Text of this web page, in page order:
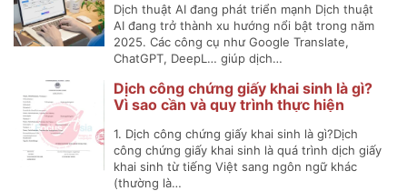
Dịch thuật AI đang phát triển mạnh Dịch thuật
AI đang trở thành xu hướng nổi bật trong năm
2025. Các công cụ như Google Translate,
ChatGPT, DeepL… giúp dịch…
Dịch công chứng giấy khai sinh là gì?
Vì sao cần và quy trình thực hiện
1. Dịch công chứng giấy khai sinh là gì?Dịch
công chứng giấy khai sinh là quá trình dịch giấy
khai sinh từ tiếng Việt sang ngôn ngữ khác
(thường là…